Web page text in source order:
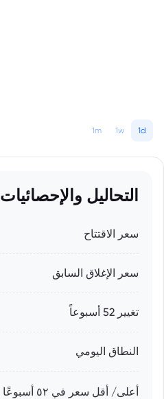
1d
1w
1m
التحاليل والإحصائيات
سعر الاقتتاح
سعر الإغلاق السابق
تغيير 52 أسبوعاً
النطاق اليومي
أعلى/ أقل سعر في ٥٢ أسبوعًا